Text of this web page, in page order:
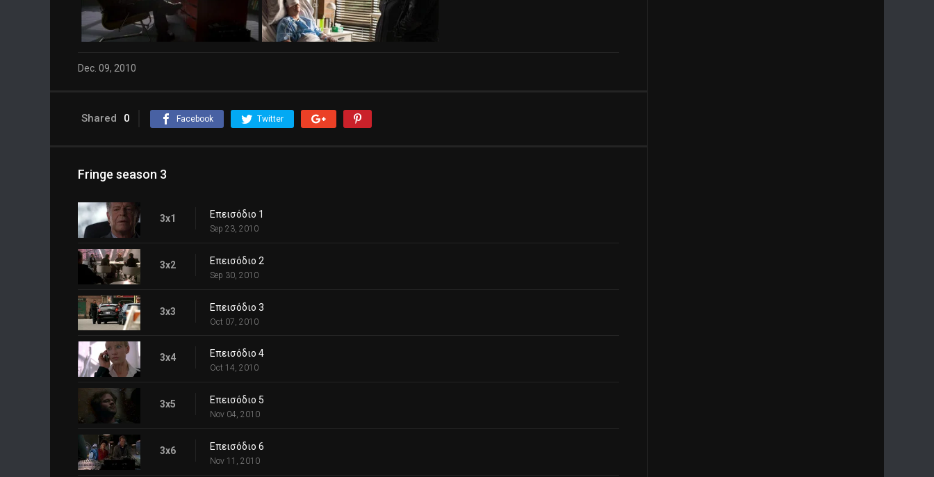
Dec. 09, 2010
Shared 0 Facebook Twitter
Fringe season 3
3x1 Επεισόδιο 1
Sep 23, 2010
3x2 Επεισόδιο 2
Sep 30, 2010
3x3 Επεισόδιο 3
Oct 07, 2010
3x4 Επεισόδιο 4
Oct 14, 2010
3x5 Επεισόδιο 5
Nov 04, 2010
3x6 Επεισόδιο 6
Nov 11, 2010